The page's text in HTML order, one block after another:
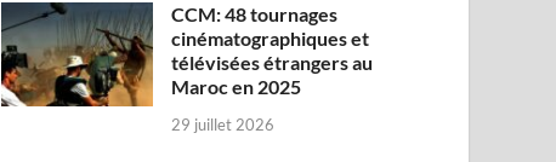
CCM: 48 tournages
cinématographiques et
télévisées étrangers au
Maroc en 2025
29 juillet 2026